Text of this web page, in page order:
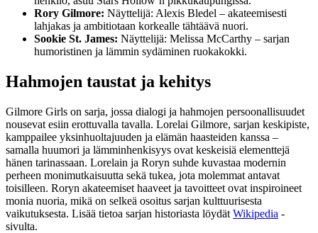
Rory Gilmore: Näyttelijä: Alexis Bledel – akateemisesti
lahjakas ja ambitiotaan korkealle tähtäävä nuori.
Sookie St. James: Näyttelijä: Melissa McCarthy – sarjan
humoristinen ja lämmin sydäminen ruokakokki.
Hahmojen taustat ja kehitys
Gilmore Girls on sarja, jossa dialogi ja hahmojen persoonallisuudet
nousevat esiin erottuvalla tavalla. Lorelai Gilmore, sarjan keskipiste,
kamppailee yksinhuoltajuuden ja elämän haasteiden kanssa –
samalla huumori ja lämminhenkisyys ovat keskeisiä elementtejä
hänen tarinassaan. Lorelain ja Roryn suhde kuvastaa modernin
perheen monimutkaisuutta sekä tukea, jota molemmat antavat
toisilleen. Roryn akateemiset haaveet ja tavoitteet ovat inspiroineet
monia nuoria, mikä on selkeä osoitus sarjan kulttuurisesta
vaikutuksesta. Lisää tietoa sarjan historiasta löydät Wikipedia -
sivulta.